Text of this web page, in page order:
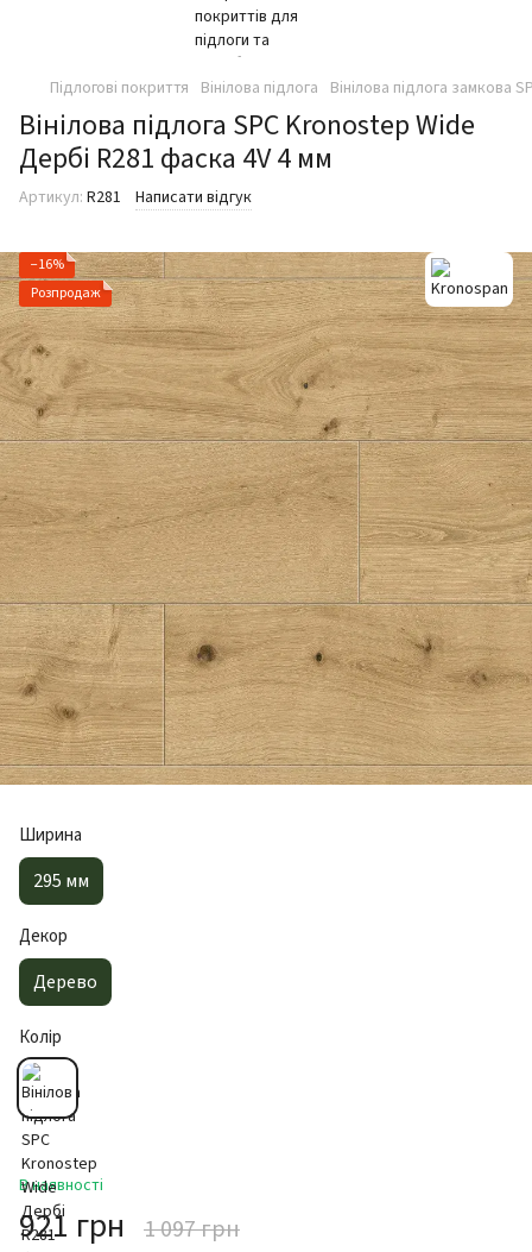
Підлогові покриття Вінілова підлога Вінілова підлога замкова
Вінілова підлога SPC Kronostep Wide
Дербі R281 фаска 4V 4 мм
Артикул: R281 Написати відгук
−16%
Розпродаж
Ширина
295 мм
Декор
Дерево
Колір
В наявності
921 грн 1 097 грн